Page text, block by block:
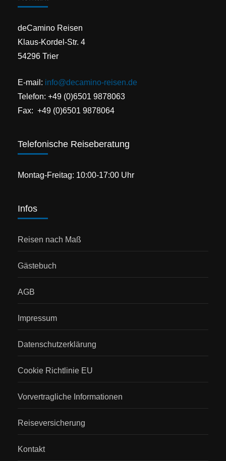
deCamino Reisen
Klaus-Kordel-Str. 4
54296 Trier
E-mail: info@decamino-reisen.de
Telefon: +49 (0)6501 9878063
Fax: +49 (0)6501 9878064
Telefonische Reiseberatung
Montag-Freitag: 10:00-17:00 Uhr
Infos
Reisen nach Maß
Gästebuch
AGB
Impressum
Datenschutzerklärung
Cookie Richtlinie EU
Vorvertragliche Informationen
Reiseversicherung
Kontakt